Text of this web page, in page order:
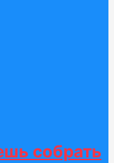
собрать